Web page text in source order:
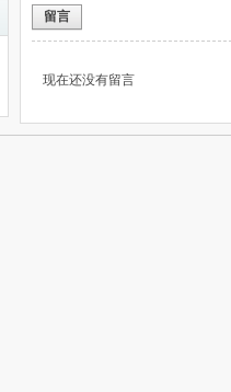
留言
现在还没有留言